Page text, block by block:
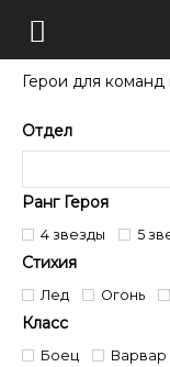
Герои для команд
Отдел
Ранг Героя
4 звезды 5
Стихия
Лед Огонь
Класс
Боец Варвар